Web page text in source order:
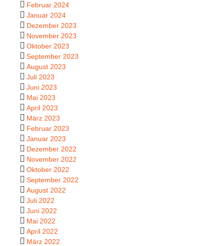
Februar 2024
Januar 2024
Dezember 2023
November 2023
Oktober 2023
September 2023
August 2023
Juli 2023
Juni 2023
Mai 2023
April 2023
März 2023
Februar 2023
Januar 2023
Dezember 2022
November 2022
Oktober 2022
September 2022
August 2022
Juli 2022
Juni 2022
Mai 2022
April 2022
März 2022